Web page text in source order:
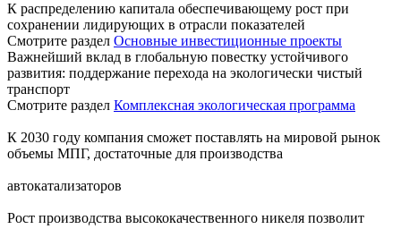
К распределению капитала обеспечивающему рост при
сохранении лидирующих в отрасли показателей
Смотрите раздел Основные инвестиционные проекты
Важнейший вклад в глобальную повестку устойчивого
развития: поддержание перехода на экологически чистый
транспорт
Смотрите раздел Комплексная экологическая программа
К 2030 году компания сможет поставлять на мировой рынок
объемы МПГ, достаточные для производства
автокатализаторов
Рост производства высококачественного никеля позволит